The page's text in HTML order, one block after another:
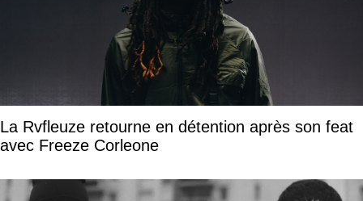
La Rvfleuze retourne en détention après son feat
avec Freeze Corleone